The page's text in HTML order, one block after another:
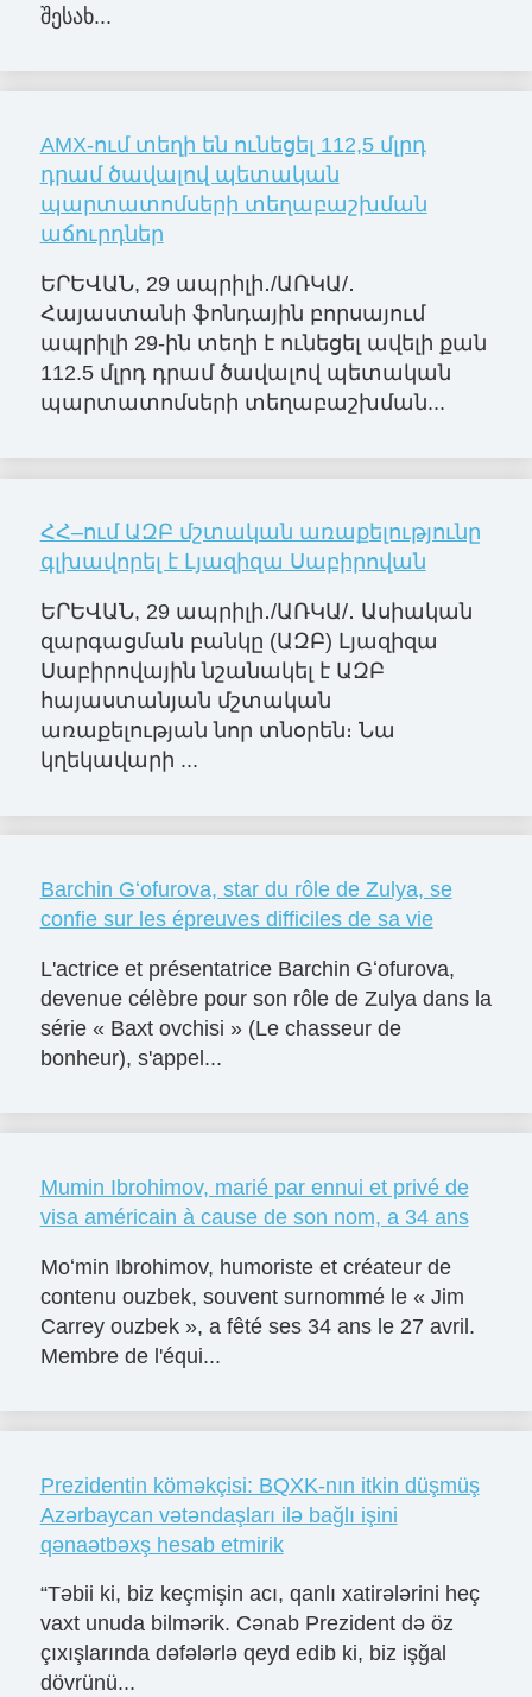
შესახ...
AMX-ում տեղի են ունեցել 112,5 մլրդ
դրամ ծավալով պետական
պարտատոմսերի տեղաբաշխման
աճուրդներ
ԵՐԵՎԱՆ, 29 ապրիլի․/ԱՌԿԱ/․
Հայաստանի ֆոնդային բորսայում
ապրիլի 29-ին տեղի է ունեցել ավելի քան
112.5 մլրդ դրամ ծավալով պետական
պարտատոմսերի տեղաբաշխման...
ՀՀ–ում ԱԶԲ մշտական առաքելությունը
գլխավորել է Լյազիզա Սաբիրովան
ԵՐԵՎԱՆ, 29 ապրիլի․/ԱՌԿԱ/․ Ասիական
զարգացման բանկը (ԱԶԲ) Լյազիզա
Սաբիրովային նշանակել է ԱԶԲ
հայաստանյան մշտական
առաքելության նոր տնօրեն։ Նա
կղեկավարի ...
Barchin Gʻofurova, star du rôle de Zulya, se
confie sur les épreuves difficiles de sa vie
L'actrice et présentatrice Barchin Gʻofurova,
devenue célèbre pour son rôle de Zulya dans la
série « Baxt ovchisi » (Le chasseur de
bonheur), s'appel...
Mumin Ibrohimov, marié par ennui et privé de
visa américain à cause de son nom, a 34 ans
Moʻmin Ibrohimov, humoriste et créateur de
contenu ouzbek, souvent surnommé le « Jim
Carrey ouzbek », a fêté ses 34 ans le 27 avril.
Membre de l'équi...
Prezidentin köməkçisi: BQXK-nın itkin düşmüş
Azərbaycan vətəndaşları ilə bağlı işini
qənaətbəxş hesab etmirik
“Təbii ki, biz keçmişin acı, qanlı xatirələrini heç
vaxt unuda bilmərik. Cənab Prezident də öz
çıxışlarında dəfələrlə qeyd edib ki, biz işğal
dövrünü...